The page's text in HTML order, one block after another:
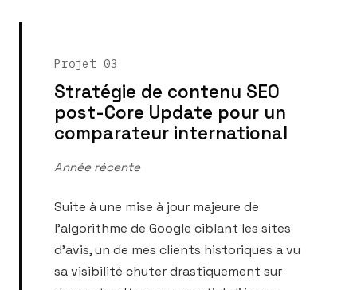
Projet 03
Stratégie de contenu SEO
post-Core Update pour un
comparateur international
Année récente
Suite à une mise à jour majeure de
l'algorithme de Google ciblant les sites
d'avis, un de mes clients historiques a vu
sa visibilité chuter drastiquement sur